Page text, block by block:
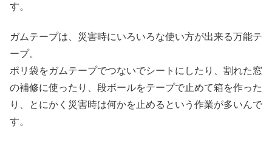
す。
ガムテープは、災害時にいろいろな使い方が出来る万能テ
ープ。
ポリ袋をガムテープでつないでシートにしたり、割れた窓
の補修に使ったり、段ボールをテープで止めて箱を作った
り、とにかく災害時は何かを止めるという作業が多いんで
す。